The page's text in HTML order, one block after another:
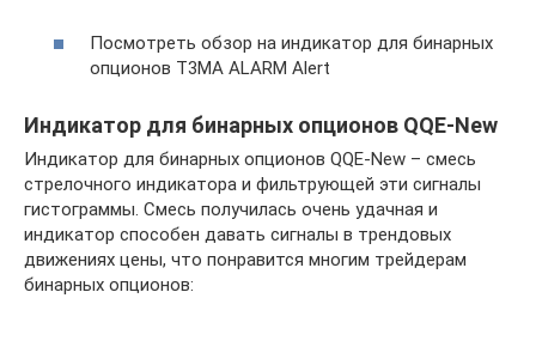
Посмотреть обзор на индикатор для бинарных
опционов T3MA ALARM Alert
Индикатор для бинарных опционов QQE-New
Индикатор для бинарных опционов QQE-New – смесь
стрелочного индикатора и фильтрующей эти сигналы
гистограммы. Смесь получилась очень удачная и
индикатор способен давать сигналы в трендовых
движениях цены, что понравится многим трейдерам
бинарных опционов: